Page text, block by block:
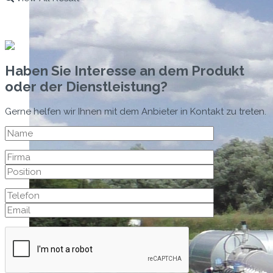
Haben Sie Interesse an dem Produkt
oder der Dienstleistung?
Gerne helfen wir Ihnen mit dem Anbieter in Kontakt zu treten.